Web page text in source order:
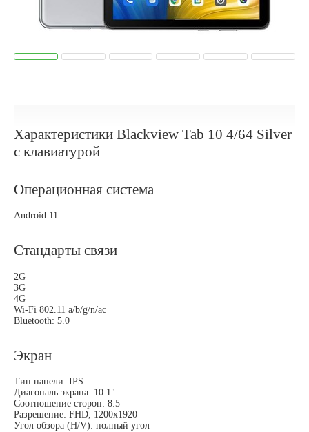
Характеристики Blackview Tab 10 4/64 Silver
с клавиатурой
Операционная система
Android 11
Стандарты связи
2G
3G
4G
Wi-Fi 802.11 а/b/g/n/ас
Bluetooth: 5.0
Экран
Тип панели: IPS
Диагональ экрана: 10.1"
Соотношение сторон: 8:5
Разрешение: FHD, 1200х1920
Угол обзора (H/V): полный угол